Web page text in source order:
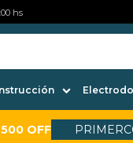
hs
OFF